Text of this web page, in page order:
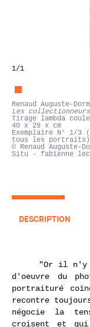
1/1
Renaud Auguste-
Les
Tirage lambda
40 x 29 x cm
Exemplaire N° 1/3
tous les
© Renaud Auguste-
Situ - fabienne
DESCRIPTION
"Or il n'y a
d'oeuvre du
portraituré
recontre
négocie la
croisent et qui